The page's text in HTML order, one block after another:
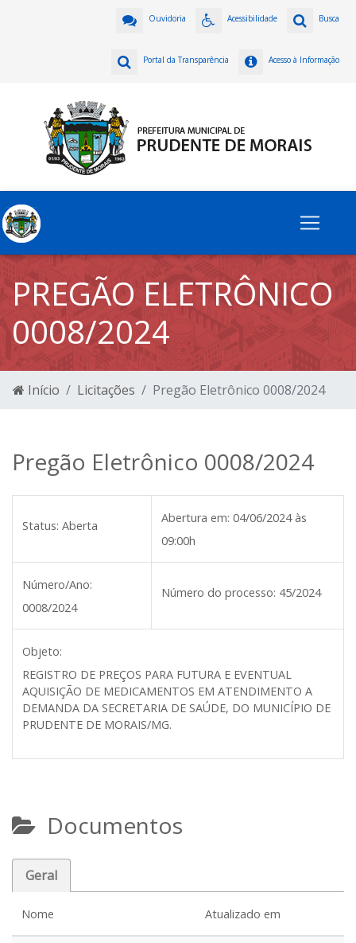
Busca
Acessibilidade
Ouvidoria
Acesso à Informação
Portal da Transparência
PREGÃO ELETRÔNICO
0008/2024
Início Licitações Pregão Eletrônico 0008/2024
Pregão Eletrônico 0008/2024
Status: Aberta
Abertura em: 04/06/2024 às
09:00h
Número/Ano:
0008/2024
Número do processo: 45/2024
Objeto:
REGISTRO DE PREÇOS PARA FUTURA E EVENTUAL
AQUISIÇÃO DE MEDICAMENTOS EM ATENDIMENTO A
DEMANDA DA SECRETARIA DE SAÚDE, DO MUNICÍPIO DE
PRUDENTE DE MORAIS/MG.
Documentos
Geral
Nome Atualizado em